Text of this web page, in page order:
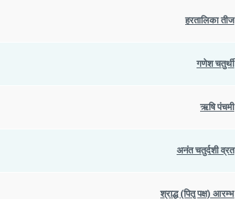
हरतालिका तीज
गणेश चतुर्थी
ऋषि पंचमी
अनंत चतुर्दशी व्रत
श्राद्ध (पितृ पक्ष) आरम्भ